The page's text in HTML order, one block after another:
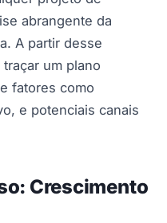
abrangente da
A partir desse
um plano
fatores como
e potenciais canais
Crescimento